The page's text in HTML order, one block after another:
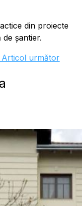
din proiecte
șantier.
Articol următor